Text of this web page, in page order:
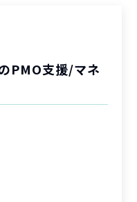
PMO支援/マネ